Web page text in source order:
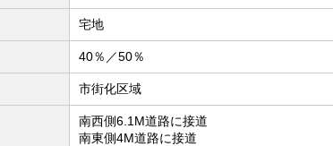
宅地
40％／50％
市街化区域
南西側6.1M道路に接道
南東側4M道路に接道